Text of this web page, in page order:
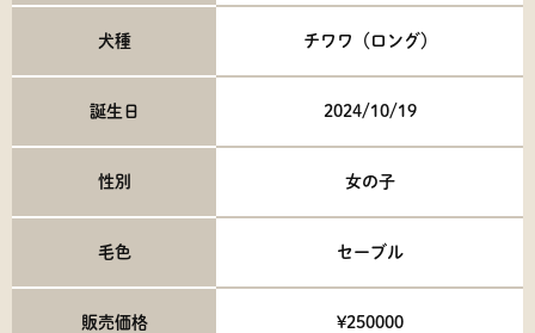
犬種 チワワ（ロング）
誕生日 2024/10/19
性別 女の子
毛色 セーブル
販売価格 ¥250000